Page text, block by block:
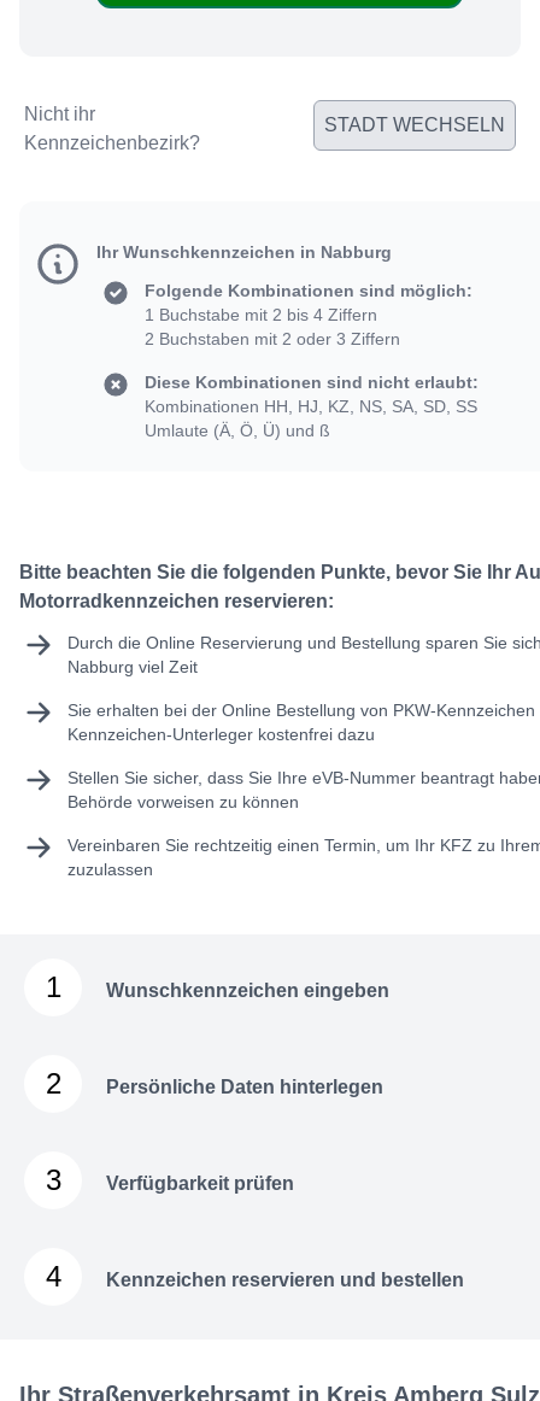
Nicht ihr
Kennzeichenbezirk?
STADT WECHSELN
Ihr Wunschkennzeichen in Nabburg
Folgende Kombinationen sind möglich:
1 Buchstabe mit 2 bis 4 Ziffern
2 Buchstaben mit 2 oder 3 Ziffern
Diese Kombinationen sind nicht erlaubt:
Kombinationen HH, HJ, KZ, NS, SA, SD, SS
Umlaute (Ä, Ö, Ü) und ß
Bitte beachten Sie die folgenden Punkte, bevor Sie Ihr
Motorradkennzeichen reservieren:
Durch die Online Reservierung und Bestellung sparen Sie
Nabburg viel Zeit
Sie erhalten bei der Online Bestellung von PKW-
Kennzeichen-Unterleger kostenfrei dazu
Stellen Sie sicher, dass Sie Ihre eVB-Nummer beantragt
Behörde vorweisen zu können
Vereinbaren Sie rechtzeitig einen Termin, um Ihr KFZ zu
zuzulassen
1 Wunschkennzeichen eingeben
2 Persönliche Daten hinterlegen
3 Verfügbarkeit prüfen
4 Kennzeichen reservieren und bestellen
Ihr Straßenverkehrsamt in Kreis Amberg